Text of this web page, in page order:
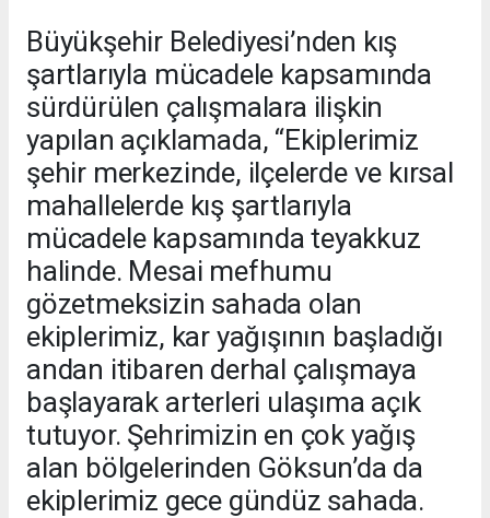
Büyükşehir Belediyesi’nden kış
şartlarıyla mücadele kapsamında
sürdürülen çalışmalara ilişkin
yapılan açıklamada, “Ekiplerimiz
şehir merkezinde, ilçelerde ve kırsal
mahallelerde kış şartlarıyla
mücadele kapsamında teyakkuz
halinde. Mesai mefhumu
gözetmeksizin sahada olan
ekiplerimiz, kar yağışının başladığı
andan itibaren derhal çalışmaya
başlayarak arterleri ulaşıma açık
tutuyor. Şehrimizin en çok yağış
alan bölgelerinden Göksun’da da
ekiplerimiz gece gündüz sahada.